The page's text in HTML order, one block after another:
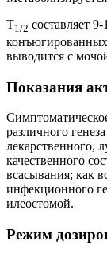
T1/2 составляет
конъюгированных
выводится с
Показания
различного
лекарственного,
качественного
всасывания; как
инфекционного
илеостомой.
Режим